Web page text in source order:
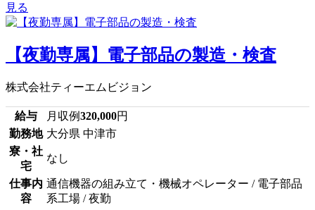
見る
【夜勤専属】電子部品の製造・検査
株式会社ティーエムビジョン
給与 月収例320,000円
勤務地 大分県 中津市
寮・社
宅
なし
仕事内
容
通信機器の組み立て・機械オペレーター / 電子部品
系工場 / 夜勤